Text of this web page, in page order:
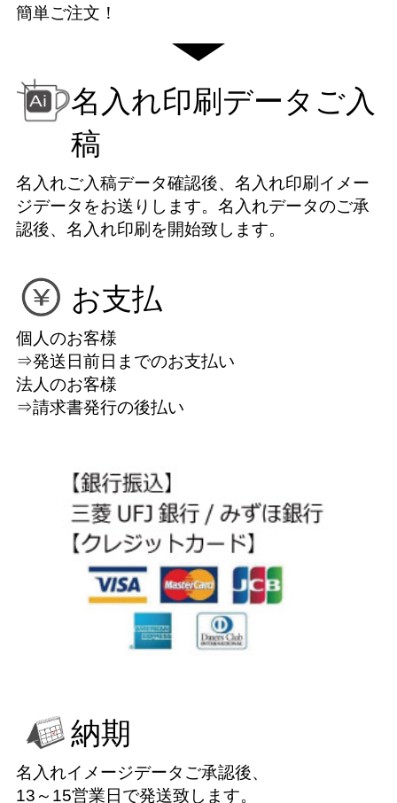
簡単ご注文！
名入れ印刷データご入
稿
名入れご入稿データ確認後、名入れ印刷イメー
ジデータをお送りします。名入れデータのご承
認後、名入れ印刷を開始致します。
お支払
個人のお客様
⇒発送日前日までのお支払い
法人のお客様
⇒請求書発行の後払い
納期
名入れイメージデータご承認後、
13～15営業日で発送致します。